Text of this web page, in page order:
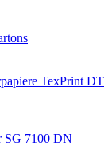
TexPrint DT
SG 7100 DN